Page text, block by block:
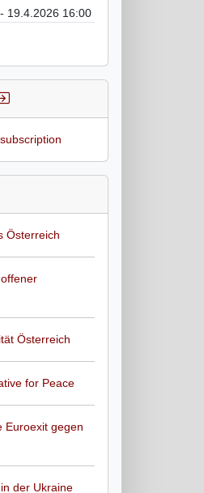
19.4.2026 16:00
Österreich
Österreich
for Peace
Euroexit gegen
der Ukraine